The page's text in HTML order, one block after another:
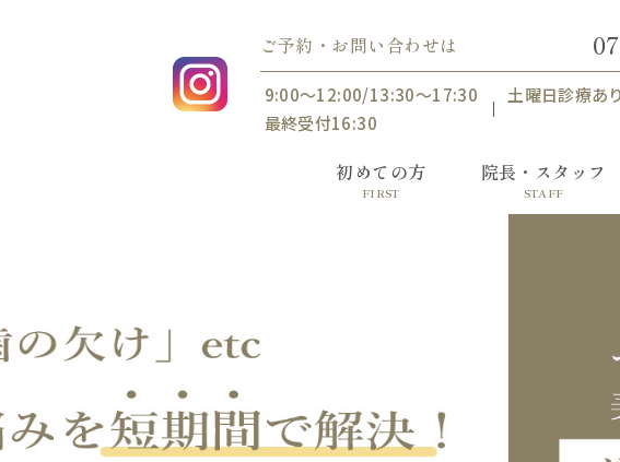
ご予約・お問い合わせは
9:00〜12:00/13:30〜17:30
最終受付16:30
土曜日診療あ
初めての方
FIRST
院長・スタッフ
STAFF